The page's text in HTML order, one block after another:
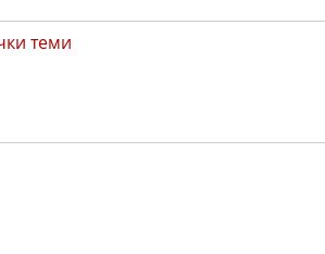
теми